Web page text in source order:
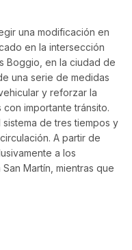
una modificación en
en la intersección
Boggio, en la ciudad de
una serie de medidas
y reforzar la
importante tránsito.
de tres tiempos y
A partir de
a los
Martín, mientras que